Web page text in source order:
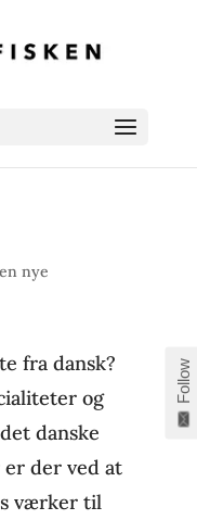
nye
fra dansk?
og
danske
der ved at
værker til
Follow